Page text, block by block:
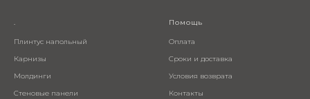
.
Плинтус напольный
Карнизы
Молдинги
Стеновые панели
Помощь
Оплата
Сроки и доставка
Условия возврата
Контакты